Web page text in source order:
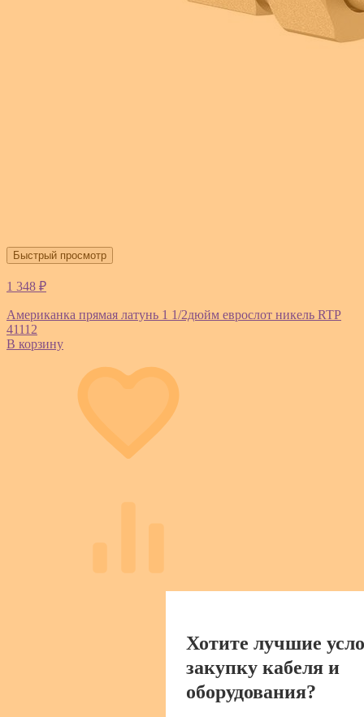
Быстрый просмотр
1 348 ₽
Американка прямая латунь 1 1/2дюйм еврослот никель RTP
41112
В корзину
Хотите лучшие
закупку кабеля и
оборудования?